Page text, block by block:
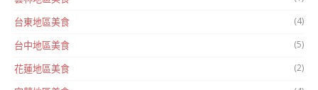
台東地區美食 (4)
台中地區美食 (5)
花蓮地區美食 (2)